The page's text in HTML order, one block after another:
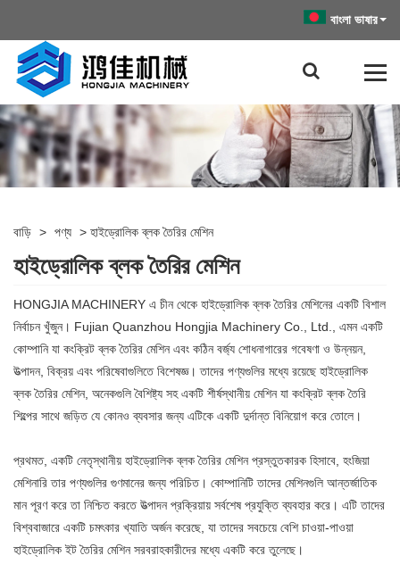
বাংলা ভাষার
বাড়ি > পণ্য > হাইড্রোলিক ব্লক তৈরির মেশিন
হাইড্রোলিক ব্লক তৈরির মেশিন
HONGJIA MACHINERY এ চীন থেকে হাইড্রোলিক ব্লক তৈরির মেশিনের একটি বিশাল
নির্বাচন খুঁজুন। Fujian Quanzhou Hongjia Machinery Co., Ltd., এমন একটি
কোম্পানি যা কংক্রিট ব্লক তৈরির মেশিন এবং কঠিন বর্জ্য শোধনাগারের গবেষণা ও উন্নয়ন,
উত্পাদন, বিক্রয় এবং পরিষেবাগুলিতে বিশেষজ্ঞ। তাদের পণ্যগুলির মধ্যে রয়েছে হাইড্রোলিক
ব্লক তৈরির মেশিন, অনেকগুলি বৈশিষ্ট্য সহ একটি শীর্ষস্থানীয় মেশিন যা কংক্রিট ব্লক তৈরি
শিল্পের সাথে জড়িত যে কোনও ব্যবসার জন্য এটিকে একটি দুর্দান্ত বিনিয়োগ করে তোলে।
প্রথমত, একটি নেতৃস্থানীয় হাইড্রোলিক ব্লক তৈরির মেশিন প্রস্তুতকারক হিসাবে, হংজিয়া
মেশিনারি তার পণ্যগুলির গুণমানের জন্য পরিচিত। কোম্পানিটি তাদের মেশিনগুলি আন্তর্জাতিক
মান পূরণ করে তা নিশ্চিত করতে উত্পাদন প্রক্রিয়ায় সর্বশেষ প্রযুক্তি ব্যবহার করে। এটি তাদের
বিশ্ববাজারে একটি চমৎকার খ্যাতি অর্জন করেছে, যা তাদের সবচেয়ে বেশি চাওয়া-পাওয়া
হাইড্রোলিক ইট তৈরির মেশিন সরবরাহকারীদের মধ্যে একটি করে তুলেছে।